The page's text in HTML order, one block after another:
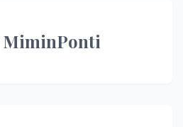
MiminPonti